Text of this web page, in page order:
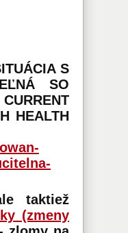
S
SO
HEALTH
taktiež
(zmeny